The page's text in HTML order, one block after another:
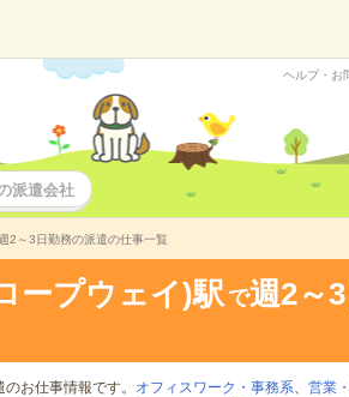
ヘルプ・お
派遣会社
2～3日勤務の派遣の仕事一覧
ープウェイ)駅 で週2～
お仕事情報です。 オフィスワーク・事務系、 営業